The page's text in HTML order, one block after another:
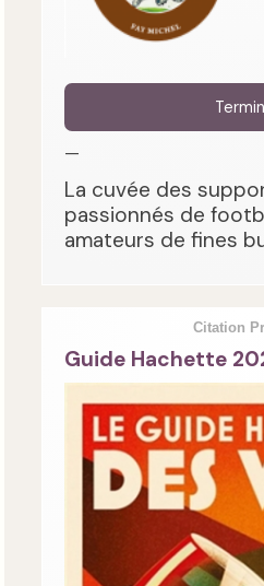
—
La cuvée des
passionnés de
amateurs de fines
Citation
Guide Hachette